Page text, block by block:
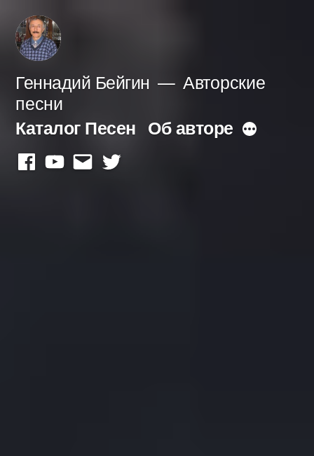
Перейти
содержимому
Геннадий Бейгин
Авторские
песни
Каталог Песен Об авторе Больше
facebook
youtube
mail twitter